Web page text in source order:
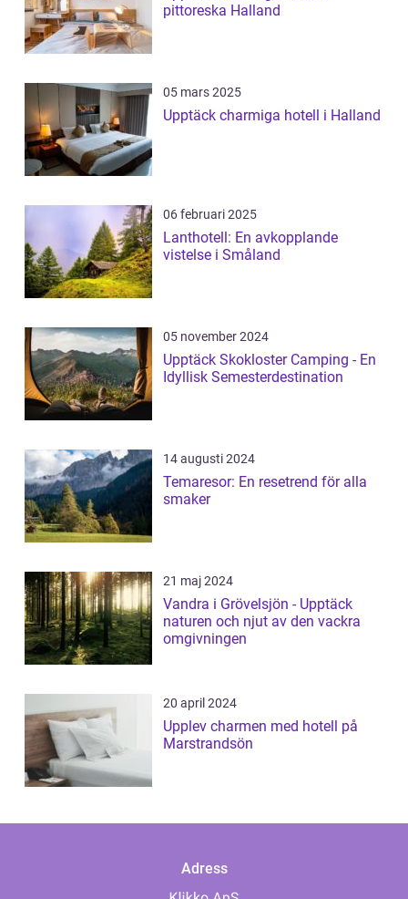
pittoreska Halland
05 mars 2025
Upptäck charmiga hotell i Halland
06 februari 2025
Lanthotell: En avkopplande
vistelse i Småland
05 november 2024
Upptäck Skokloster Camping - En
Idyllisk Semesterdestination
14 augusti 2024
Temaresor: En resetrend för alla
smaker
21 maj 2024
Vandra i Grövelsjön - Upptäck
naturen och njut av den vackra
omgivningen
20 april 2024
Upplev charmen med hotell på
Marstrandsön
Adress